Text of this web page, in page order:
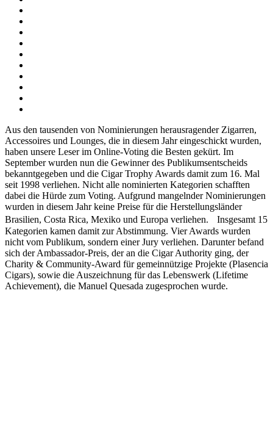
Aus den tausenden von Nominierungen herausragender Zigarren,
Accessoires und Lounges, die in diesem Jahr eingeschickt wurden,
haben unsere Leser im Online-Voting die Besten gekürt. Im
September wurden nun die Gewinner des Publikumsentscheids
bekanntgegeben und die Cigar Trophy Awards damit zum 16. Mal
seit 1998 verliehen. Nicht alle nominierten Kategorien schafften
dabei die Hürde zum Voting. Aufgrund mangelnder Nominierungen
wurden in diesem Jahr keine Preise für die Herstellungsländer
Brasilien, Costa Rica, Mexiko und Europa verliehen. Insgesamt 15
Kategorien kamen damit zur Abstimmung. Vier Awards wurden
nicht vom Publikum, sondern einer Jury verliehen. Darunter befand
sich der Ambassador-Preis, der an die Cigar Authority ging, der
Charity & Community-Award für gemeinnützige Projekte (Plasencia
Cigars), sowie die Auszeichnung für das Lebenswerk (Lifetime
Achievement), die Manuel Quesada zugesprochen wurde.